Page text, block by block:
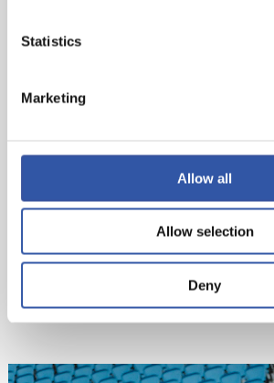
Statistics
Marketing
Allow all
Allow selection
Deny